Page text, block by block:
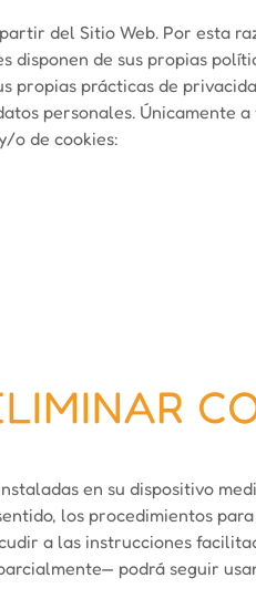
del Sitio Web. Por esta
de sus propias
propias prácticas de
personales. Únicamente
o de cookies:
en su dispositivo
los procedimientos
a las instrucciones
podrá seguir